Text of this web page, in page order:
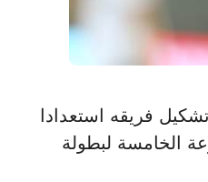
تشكيل فريقه استعدادا
الخامسة لبطولة